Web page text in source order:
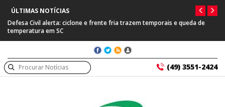
ÚLTIMAS NOTÍCIAS
Defesa Civil alerta: ciclone e frente fria trazem temporais e queda de
temperatura em SC
(49) 3551-2424